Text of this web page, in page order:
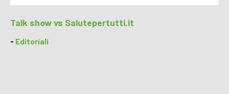
Talk show vs Salutepertutti.it
- Editoriali